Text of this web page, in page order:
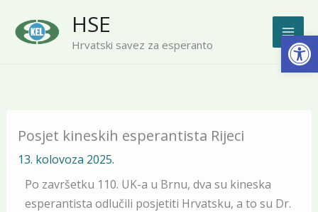
content
HSE
Hrvatski savez za esperanto
Posjet kineskih esperantista Rijeci
13. kolovoza 2025.
Po završetku 110. UK-a u Brnu, dva su kineska
esperantista odlučili posjetiti Hrvatsku, a to su Dr.